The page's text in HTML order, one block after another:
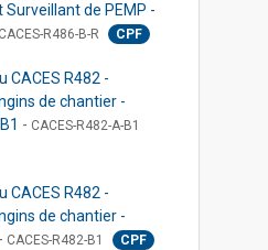
de PEMP -
CACES-R486-B-R CPF
CACES R482 -
de chantier -
- CACES-R482-A-B1
CACES R482 -
de chantier -
- CACES-R482-B1 CPF